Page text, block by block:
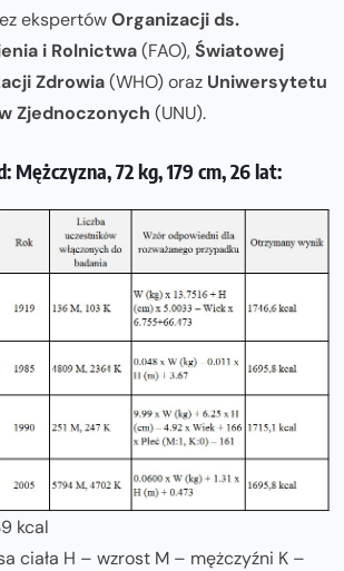
ekspertówOrganizacji ds.
i Rolnictwa(FAO),Światowej
Zdrowia(WHO) oraz Uniwersytetu
Zjednoczonych (UNU).
Mężczyzna, 72 kg, 179 cm, 26 lat:
kcal
ciała H – wzrost M – mężczyźni K –